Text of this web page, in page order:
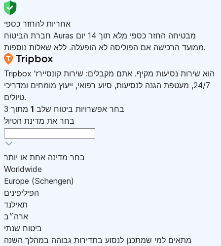
אחריות להחזר כספי
חברת הביטוח Auras מבטיחה החזר כספי מלא תוך 14 יום
ממועד הרכישה אם הפוליסה לא הופעלה. ללא שאלות נוספות.
Tripbox הוא שירות נסיעות מקיף. אתם מקבלים: שירות קונסיירז'
24/7, מעטפת הגנה לנסיעות, סיוע רפואי, ייעוץ מומחים ומדריכי
טיולים.
בחר אפשרויות ביטוח שלב 1 מתוך 3
בחר את מדינת הטיול
בחר מדינה אחת או יותר
Worldwide
Europe (Schengen)
הפיליפינים
תאילנד
ארה״ב
ביטוח שנתי
מתאים למי שמתכנן לנסוע בתדירות גבוהה במהלך השנה